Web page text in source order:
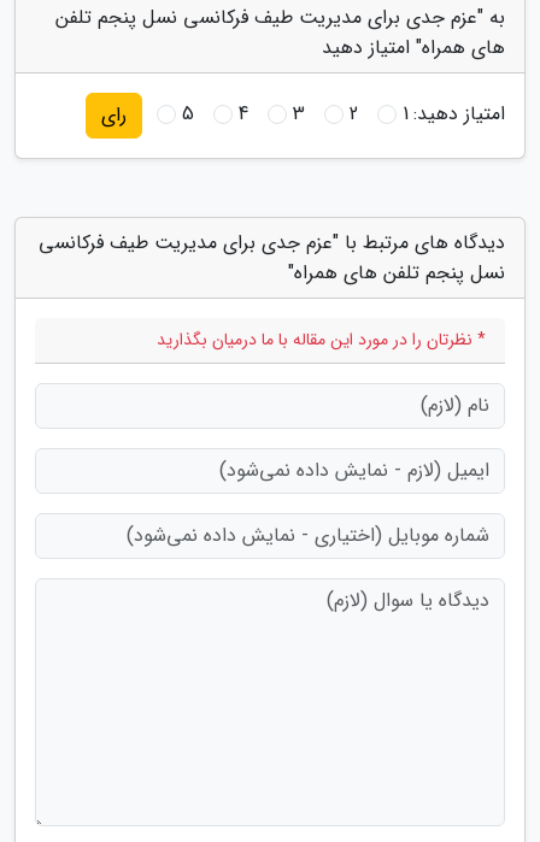
به "عزم جدی برای مدیریت طیف فرکانسی نسل پنجم تلفن
های همراه" امتیاز دهید
امتیاز دهید:1
2
3
4
5 رای
دیدگاه های مرتبط با "عزم جدی برای مدیریت طیف فرکانسی
نسل پنجم تلفن های همراه"
* نظرتان را در مورد این مقاله با ما درمیان بگذارید